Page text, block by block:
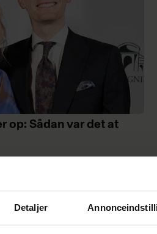
Detaljer
op: Sådan var det at
Efter lang
pause: Nu